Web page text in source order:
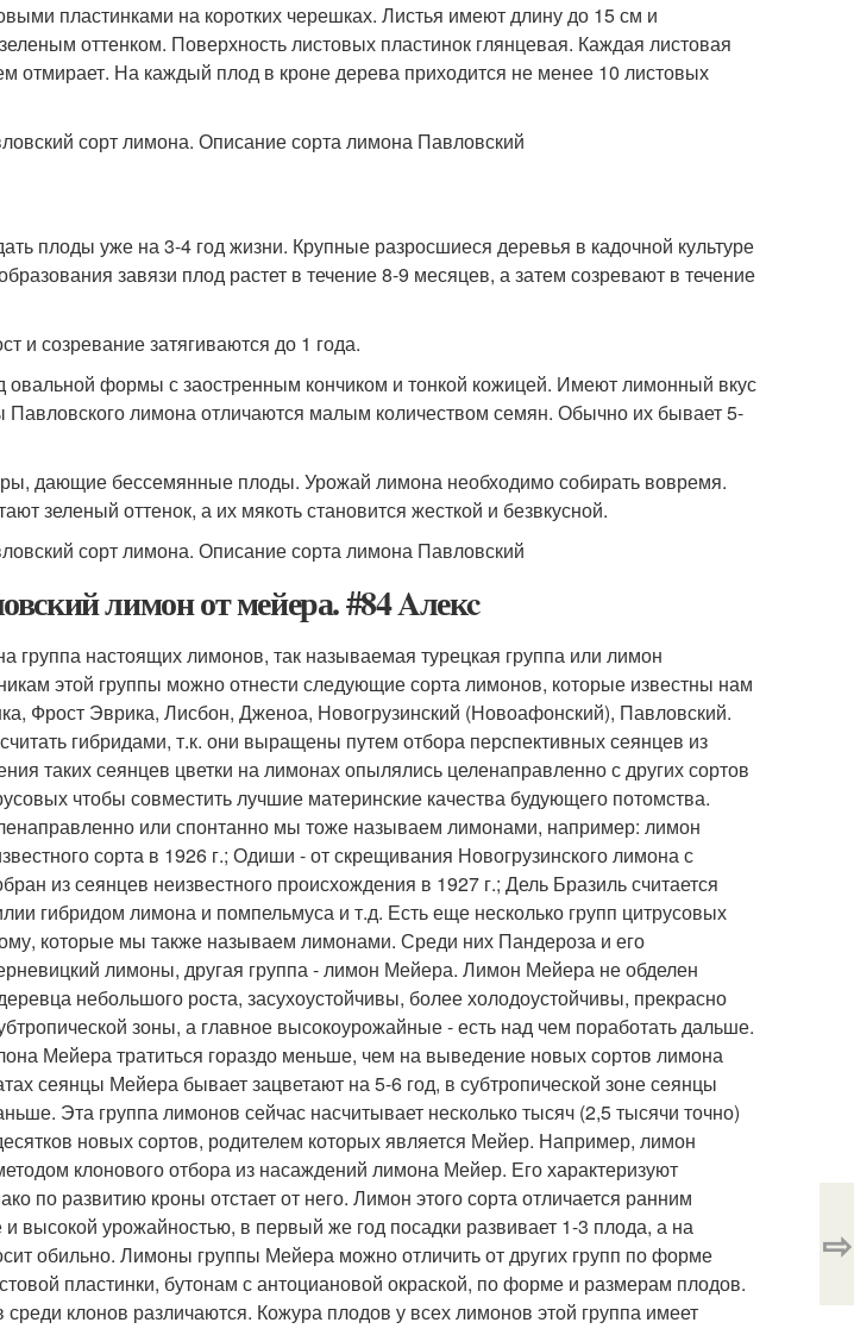
пластинками на коротких черешках. Листья имеют длину до 15 см и
оттенком. Поверхность листовых пластинок глянцевая. Каждая листовая
отмирает. На каждый плод в кроне дерева приходится не менее 10 листовых
плоды уже на 3-4 год жизни. Крупные разросшиеся деревья в кадочной культуре
завязи плод растет в течение 8-9 месяцев, а затем созревают в течение
и созревание затягиваются до 1 года.
овальной формы с заостренным кончиком и тонкой кожицей. Имеют лимонный вкус
лимона отличаются малым количеством семян. Обычно их бывает 5-
дающие бессемянные плоды. Урожай лимона необходимо собирать вовремя.
зеленый оттенок, а их мякоть становится жесткой и безвкусной.
лимон от мейера. #84 Aлекc
группа настоящих лимонов, так называемая турецкая группа или лимон
этой группы можно отнести следующие сорта лимонов, которые известны нам
Фрост Эврика, Лисбон, Дженоа, Новогрузинский (Новоафонский), Павловский.
гибридами, т.к. они выращены путем отбора перспективных сеянцев из
таких сеянцев цветки на лимонах опылялись целенаправленно с других сортов
чтобы совместить лучшие материнские качества будующего потомства.
или спонтанно мы тоже называем лимонами, например: лимон
сорта в 1926 г.; Одиши - от скрещивания Новогрузинского лимона с
из сеянцев неизвестного происхождения в 1927 г.; Дель Бразиль считается
гибридом лимона и помпельмуса и т.д. Есть еще несколько групп цитрусовых
которые мы также называем лимонами. Среди них Пандероза и его
лимоны, другая группа - лимон Мейера. Лимон Мейера не обделен
небольшого роста, засухоустойчивы, более холодоустойчивы, прекрасно
зоны, а главное высокоурожайные - есть над чем поработать дальше.
Мейера тратиться гораздо меньше, чем на выведение новых сортов лимона
сеянцы Мейера бывает зацветают на 5-6 год, в субтропической зоне сеянцы
Эта группа лимонов сейчас насчитывает несколько тысяч (2,5 тысячи точно)
новых сортов, родителем которых является Мейер. Например, лимон
клонового отбора из насаждений лимона Мейер. Его характеризуют
по развитию кроны отстает от него. Лимон этого сорта отличается ранним
высокой урожайностью, в первый же год посадки развивает 1-3 плода, а на
обильно. Лимоны группы Мейера можно отличить от других групп по форме
пластинки, бутонам с антоциановой окраской, по форме и размерам плодов.
клонов различаются. Кожура плодов у всех лимонов этой группа имеет
⇨